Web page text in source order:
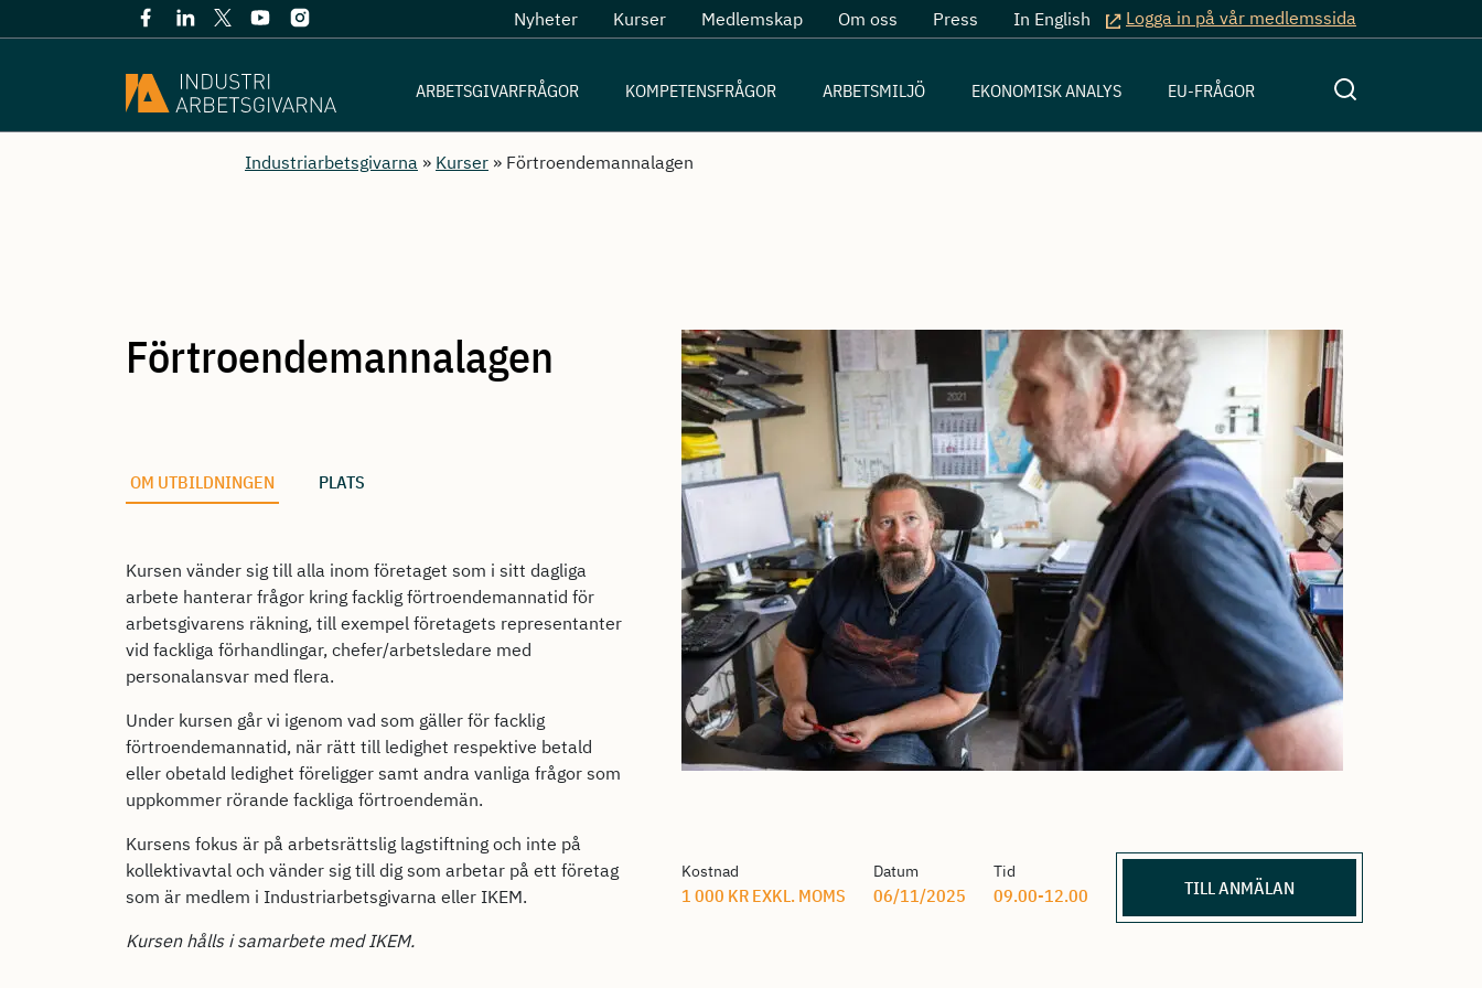
Nyheter Kurser Medlemskap Om oss Press In English Logga in på vår medlemssida
ARBETSGIVARFRÅGOR KOMPETENSFRÅGOR ARBETSMILJÖ EKONOMISK ANALYS EU-FRÅGOR
Industriarbetsgivarna » Kurser » Förtroendemannalagen
Förtroendemannalagen
OM UTBILDNINGEN PLATS
Kursen vänder sig till alla inom företaget som i sitt dagliga
arbete hanterar frågor kring facklig förtroendemannatid för
arbetsgivarens räkning, till exempel företagets representanter
vid fackliga förhandlingar, chefer/arbetsledare med
personalansvar med flera.
Under kursen går vi igenom vad som gäller för facklig
förtroendemannatid, när rätt till ledighet respektive betald
eller obetald ledighet föreligger samt andra vanliga frågor som
uppkommer rörande fackliga förtroendemän.
Kursens fokus är på arbetsrättslig lagstiftning och inte på
kollektivavtal och vänder sig till dig som arbetar på ett företag
som är medlem i Industriarbetsgivarna eller IKEM.
Kursen hålls i samarbete med IKEM.
Kostnad
1 000 KR EXKL. MOMS
Datum
06/11/2025
Tid
09.00-12.00 TILL ANMÄLAN